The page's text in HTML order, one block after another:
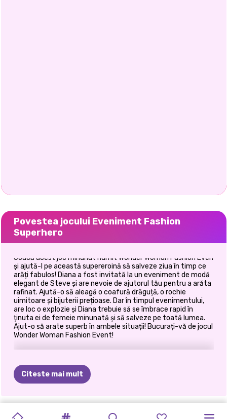
Povestea jocului Eveniment Fashion
Superhero
Joacă acest joc minunat numit Wonder Woman Fashion Even
și ajută-l pe această supereroină să salveze ziua în timp ce
arăți fabulos! Diana a fost invitată la un eveniment de modă
elegant de Steve și are nevoie de ajutorul tău pentru a arăta
rafinat. Ajută-o să aleagă o coafură drăguță, o rochie
uimitoare și bijuterii prețioase. Dar în timpul evenimentului,
are loc o explozie și Diana trebuie să se îmbrace rapid în
ținuta ei de femeie minunată și să salveze pe toată lumea.
Ajut-o să arate superb în ambele situații! Bucurați-vă de jocul
Wonder Woman Fashion Event!
Citeste mai mult
KARDASHIANS
PETRECEREA PRINCESSES
PRINCESSES FETELE BACK